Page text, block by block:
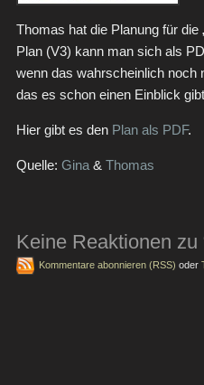
Thomas hat die Planung für
Plan (V3) kann man sich als
wenn das wahrscheinlich noch
das es schon einen Einblick
Hier gibt es den Plan als PDF.
Quelle: Gina & Thomas
Keine Reaktionen zu
Kommentare abonnieren (RSS) oder